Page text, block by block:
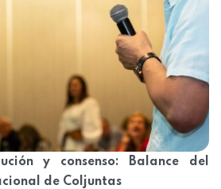
y consenso: Balance del
de Coljuntas